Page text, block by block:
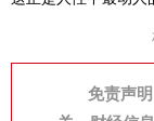
免责声